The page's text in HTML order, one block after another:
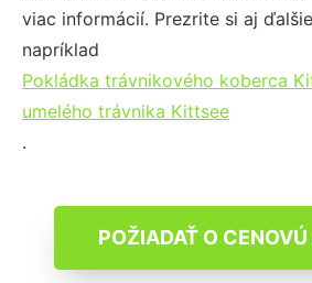
viac informácií. Prezrite si aj
napríklad
Pokládka trávnikového koberca
umelého trávnika Kittsee
.
POŽIADAŤ O